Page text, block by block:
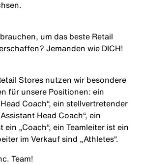
um das beste Retail
Jemanden wie DICH!
Stores nutzen wir besondere
für unsere Positionen: ein
Coach“, ein stellvertretender
Head Coach“, ein
„Coach“, ein Teamleiter ist ein
im Verkauf sind „Athletes“.
Team!